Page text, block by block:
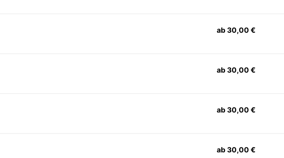
ab 30,00 €
ab 30,00 €
ab 30,00 €
ab 30,00 €